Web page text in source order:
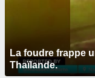
La foudre frappe
Thaïlande.